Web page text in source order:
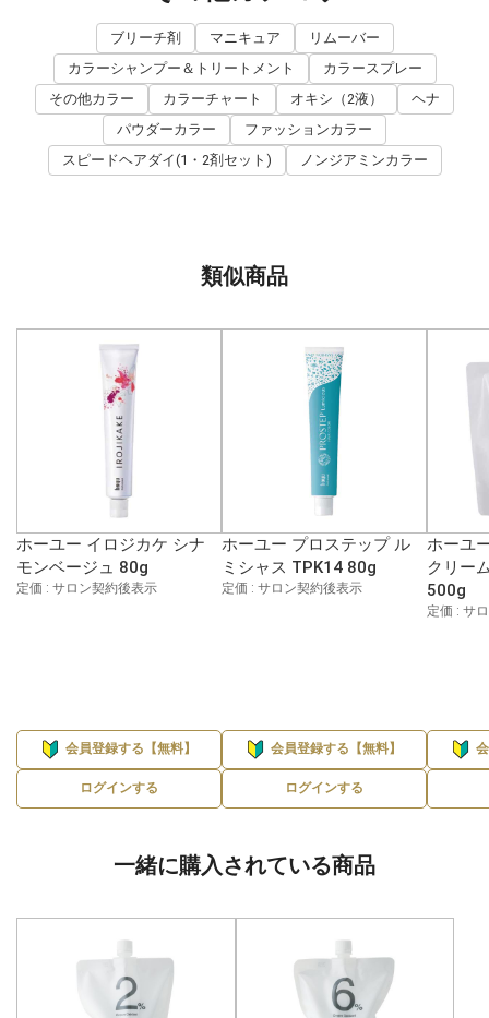
ブリーチ剤 マニキュア
リムーバー
カラーシャンプー＆トリートメント
カラースプレー
その他カラー
カラーチャート オキシ（2液）
ヘナ
パウダーカラー
ファッションカラー
スピードヘアダイ(1・2剤セット)
ノンジアミンカラー
類似商品
ホーユー イロジカケ シナ
モンベージュ 80g
定価 : サロン契約後表示
会員登録する【無料】
ログインする
ホーユー プロステップ ル
ミシャス TPK14 80g
定価 : サロン契約後表示
会員登録する【無料】
ログインする
ホーユ
クリー
500g
定価 : サ
一緒に購入されている商品